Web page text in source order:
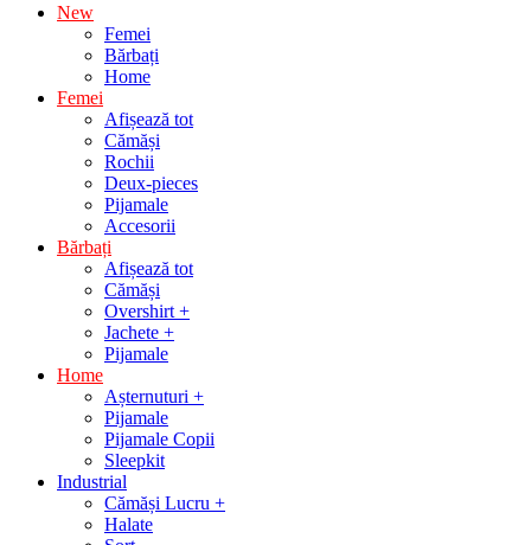
New
Femei
Bărbați
Home
Femei
Afișează tot
Cămăși
Rochii
Deux-pieces
Pijamale
Accesorii
Bărbați
Afișează tot
Cămăși
Overshirt +
Jachete +
Pijamale
Home
Așternuturi +
Pijamale
Pijamale Copii
Sleepkit
Industrial
Cămăși Lucru +
Halate